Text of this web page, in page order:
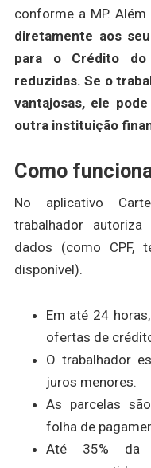
conforme a MP.
diretamente aos
para o Crédito do
reduzidas. Se o
vantajosas, ele
outra instituição
Como
No aplicativo
trabalhador
dados (como CPF,
disponível).
Em até 24
ofertas de
O trabalhador
juros menores.
As parcelas
folha de
Até 35% da